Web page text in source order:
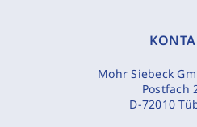
Mohr Siebeck
Postfach
D-72010